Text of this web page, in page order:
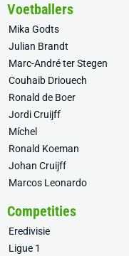
Voetballers
Mika Godts
Julian Brandt
Marc-André ter Stegen
Couhaib Driouech
Ronald de Boer
Jordi Cruijff
Míchel
Ronald Koeman
Johan Cruijff
Marcos Leonardo
Competities
Eredivisie
Ligue 1